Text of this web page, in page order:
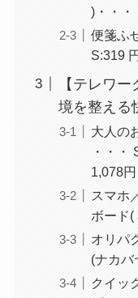
)・・・
便箋ふ
S:319
【テレワ
境を整える
大人の
・・・
1,078円
スマホ
ボード(
オリパ
(ナカバ
クイッ